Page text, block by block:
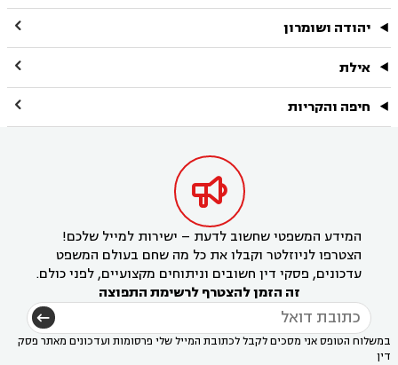
יהודה ושומרון 
אילת 
חיפה והקריות 

המידע המשפטי שחשוב לדעת – ישירות למייל שלכם!
הצטרפו לניוזלטר וקבלו את כל מה שחם בעולם המשפט
עדכונים, פסקי דין חשובים וניתוחים מקצועיים, לפני כולם.
זה הזמן להצטרף לרשימת התפוצה
במשלוח הטופס אני מסכים לקבל לכתובת המייל שלי פרסומות ועדכונים מאתר פסק
דין